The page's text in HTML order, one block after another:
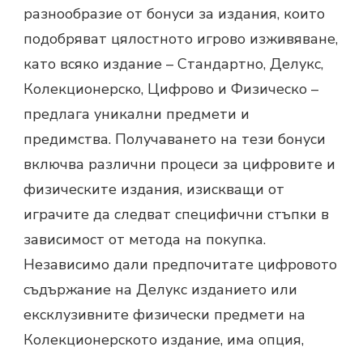
разнообразие от бонуси за издания, които
подобряват цялостното игрово изживяване,
като всяко издание – Стандартно, Делукс,
Колекционерско, Цифрово и Физическо –
предлага уникални предмети и
предимства. Получаването на тези бонуси
включва различни процеси за цифровите и
физическите издания, изискващи от
играчите да следват специфични стъпки в
зависимост от метода на покупка.
Независимо дали предпочитате цифровото
съдържание на Делукс изданието или
ексклузивните физически предмети на
Колекционерското издание, има опция,